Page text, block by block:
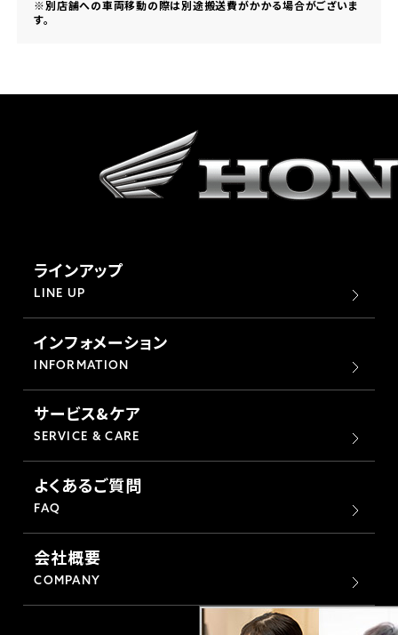
※別店舗への車両移動の際は別途搬送費がかかる場合がございま
す。
ラインアップ
LINE UP
インフォメーション
INFORMATION
サービス&ケア
SERVICE & CARE
よくあるご質問
FAQ
会社概要
COMPANY